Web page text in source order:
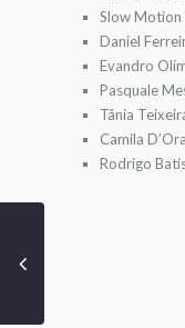
Slow Motion
Daniel
Evandro
Pasquale
Tânia
Camila
Rodrigo